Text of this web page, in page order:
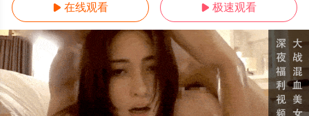
 在线观看  极速观看